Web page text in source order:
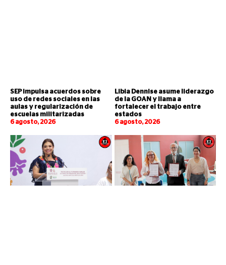
SEP impulsa acuerdos sobre
uso de redes sociales en las
aulas y regularización de
escuelas militarizadas
6 agosto, 2026
Libia Dennise asume liderazgo
de la GOAN y llama a
fortalecer el trabajo entre
estados
6 agosto, 2026